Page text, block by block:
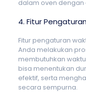
dalam oven dengan
4. Fitur
Fitur pengaturan
Anda melakukan
membutuhkan
bisa menentukan
efektif, serta
secara sempurna.